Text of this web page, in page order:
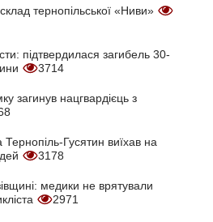
тернопільської «Ниви»
підтвердилася загибель 30-
3714
загинув нацгвардієць з
Гусятин виїхав на
3178
медики не врятували
2971